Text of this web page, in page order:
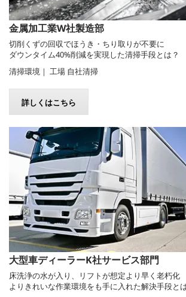
金属加工業W社製造部
切削くずの回収でほうき・ちり取りが不要に
ダウンタイム40%削減を実現した清掃手段とは？
清掃環境｜ 工場 自社清掃
詳しくはこちら
大型車ディーラーK社サービス部門
床洗浄の水が入り、リフトが想定より早く老朽化
よりきれいな作業環境をも手に入れた解決手段と